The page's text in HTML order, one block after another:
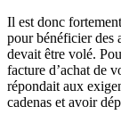
Il est donc
pour bénéficier des
devait être volé.
facture d’achat de
répondait aux
cadenas et avoir